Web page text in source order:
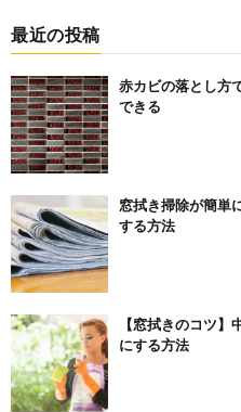
最近の投稿
赤カビの落とし方
できる
窓拭き掃除が簡単
する方法
【窓拭きのコツ
にする方法